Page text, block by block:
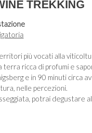
TREKKING
più vocati alla
terra ricca di profumi e
e in 90 minuti circa
nelle percezioni.
potrai degustare